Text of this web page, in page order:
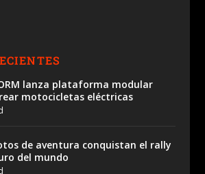
lanza plataforma modular
motocicletas eléctricas
de aventura conquistan el rally
del mundo